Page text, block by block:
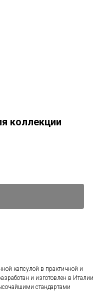
коллекции
капсулой в практичной и
и изготовлен в Италии
стандартами